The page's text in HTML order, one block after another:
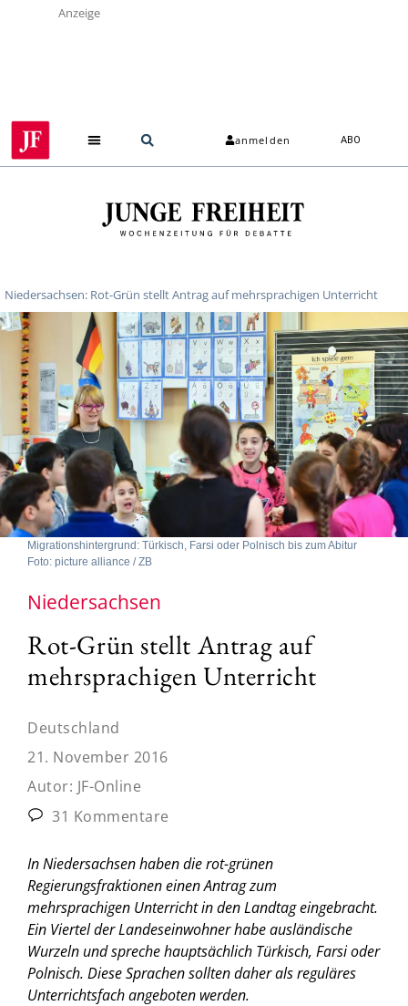
Anzeige
anmelden ABO
Niedersachsen: Rot-Grün stellt Antrag auf mehrsprachigen Unterricht
Migrationshintergrund: Türkisch, Farsi oder Polnisch bis zum Abitur
Foto: picture alliance / ZB
Niedersachsen
Rot-Grün stellt Antrag auf
mehrsprachigen Unterricht
Deutschland
21. November 2016
Autor: JF-Online
31 Kommentare
In Niedersachsen haben die rot-grünen
Regierungsfraktionen einen Antrag zum
mehrsprachigen Unterricht in den Landtag eingebracht.
Ein Viertel der Landeseinwohner habe ausländische
Wurzeln und spreche hauptsächlich Türkisch, Farsi oder
Polnisch. Diese Sprachen sollten daher als reguläres
Unterrichtsfach angeboten werden.